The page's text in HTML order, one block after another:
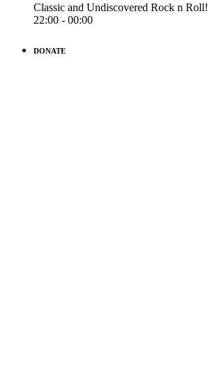
Classic and Undiscovered Rock n Roll!
22:00 - 00:00
DONATE